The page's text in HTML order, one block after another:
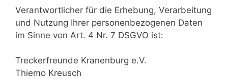
Verantwortlicher für die Erhebung, Verarbeitung
und Nutzung Ihrer personenbezogenen Daten
im Sinne von Art. 4 Nr. 7 DSGVO ist:
Treckerfreunde Kranenburg e.V.
Thiemo Kreusch